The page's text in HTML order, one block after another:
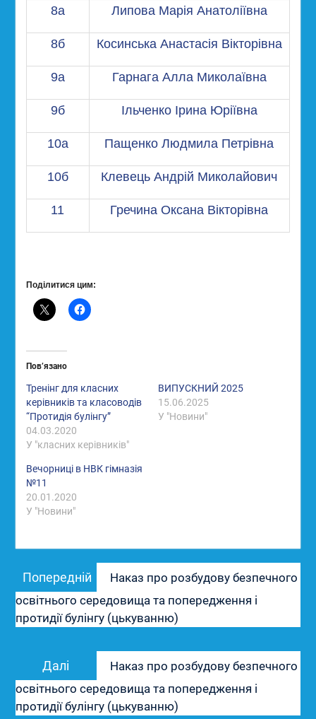
8а Липова Марія Анатоліївна
8б Косинська Анастасія Вікторівна
9а Гарнага Алла Миколаївна
9б Ільченко Ірина Юріївна
10а Пащенко Людмила Петрівна
10б Клевець Андрій Миколайович
11 Гречина Оксана Вікторівна
Поділитися цим:
Пов’язано
Тренінг для класних
керівників та класоводів
“Протидія булінгу”
04.03.2020
У "класних керівників"
ВИПУСКНИЙ 2025
15.06.2025
У "Новини"
Вечорниці в НВК гімназія
№11
20.01.2020
У "Новини"
записів
Попередній
запис:
Наказ про розбудову безпечного
освітнього середовища та попередження і
протидії булінгу (цькуванню)
Далі
запис:
Наказ про розбудову безпечного
освітнього середовища та попередження і
протидії булінгу (цькуванню)